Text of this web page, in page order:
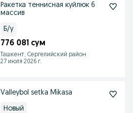
Ракетка теннисная куйлюк 6
массив
Б/у
776 081 сум
Ташкент, Сергелийский район
27 июля 2026 г.
Valleybol setka Mikasa
Новый